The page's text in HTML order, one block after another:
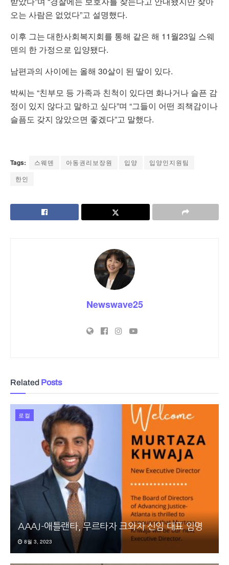
오는 사람은 없었다”고 설명했다.
이후 그는 대한사회복지회를 통해 같은 해 11월23일 스웨
덴의 한 가정으로 입양됐다.
남편과의 사이에는 올해 30살이 된 딸이 있다.
박씨는 “친부모 등 가족과 친척이 있다면 화나거나 슬픈 감
정이 있지 않다고 말하고 싶다”며 “그들이 어떤 죄책감이나
슬픔도 갖지 않았으면 좋겠다”고 말했다.
Tags: 스웨덴 아동권리보장원 입양
입양인지원팀
한인
Newswave25
Related Posts
로컬
AAAJ-애틀랜타, 무르타자 크와자 신임 대표 임명
8월 3, 2023